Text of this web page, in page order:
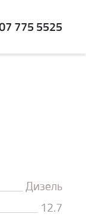
775 5525
Дизель
12.7